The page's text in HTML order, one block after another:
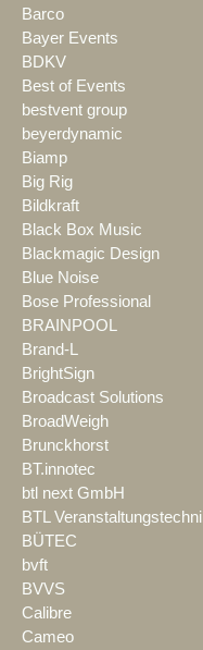
Barco
Bayer Events
BDKV
Best of Events
bestvent group
beyerdynamic
Biamp
Big Rig
Bildkraft
Black Box Music
Blackmagic Design
Blue Noise
Bose Professional
BRAINPOOL
Brand-L
BrightSign
Broadcast Solutions
BroadWeigh
Brunckhorst
BT.innotec
btl next GmbH
BTL
BÜTEC
bvft
BVVS
Calibre
Cameo